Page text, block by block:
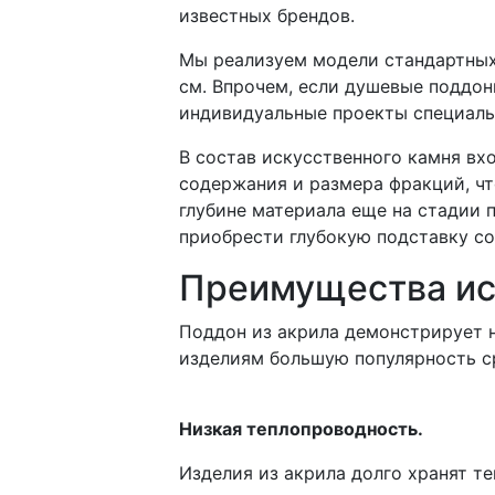
известных брендов.
Мы реализуем модели
см. Впрочем, если душевые
индивидуальные проекты
В состав искусственного камня
содержания и размера фракций,
глубине материала еще на стадии
приобрести глубокую подставку
Преимущества
Поддон из акрила демонстрирует
изделиям большую популярность
Низкая теплопроводность.
Изделия из акрила долго хранят